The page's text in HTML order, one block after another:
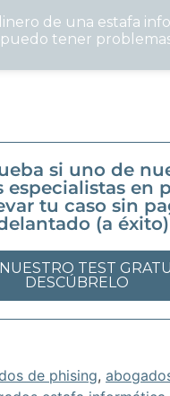
de una estafa
tener
si uno de
especialistas en
tu caso sin
(a éxito)
TEST
DESCÚBRELO
de phising,